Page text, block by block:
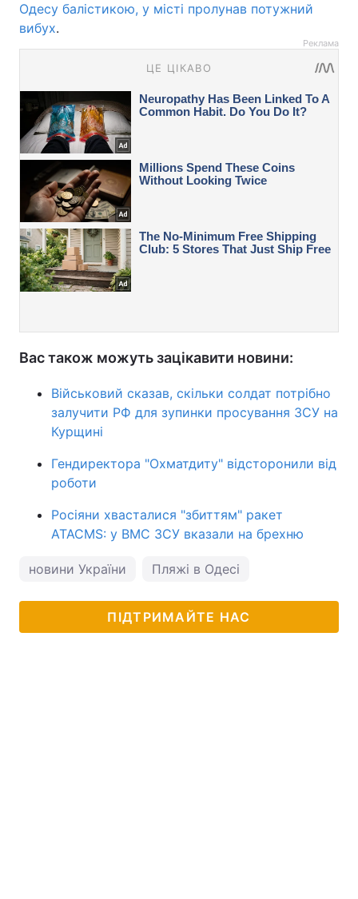
Одесу балістикою, у місті пролунав потужний
вибух.
Реклама
Вас також можуть зацікавити новини:
Військовий сказав, скільки солдат потрібно
залучити РФ для зупинки просування ЗСУ на
Курщині
Гендиректора "Охматдиту" відсторонили від
роботи
Росіяни хвасталися "збиттям" ракет
ATACMS: у ВМС ЗСУ вказали на брехню
новини України Пляжі в Одесі
ПІДТРИМАЙТЕ НАС